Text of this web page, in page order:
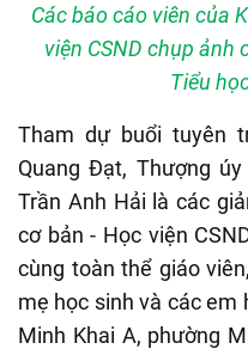
Các báo cáo viên của
viện CSND chụp ảnh
Tiểu
Tham dự buổi tuyên
Quang Đạt, Thượng
Trần Anh Hải là các
cơ bản - Học viện
cùng toàn thể giáo
mẹ học sinh và các em
Minh Khai A, phường